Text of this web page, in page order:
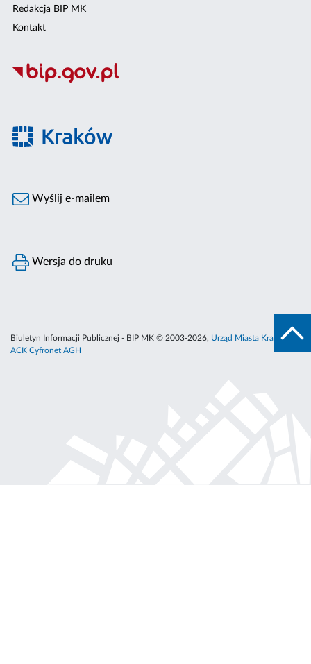
Redakcja BIP MK
Kontakt
Wyślij e-mailem
Wersja do druku
Biuletyn Informacji Publicznej - BIP MK © 2003-2026, Urząd Miasta Krakowa
ACK Cyfronet AGH